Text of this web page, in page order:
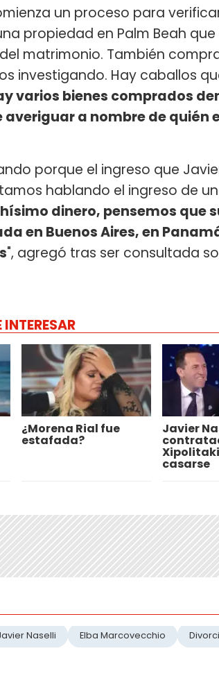
un proceso para
propiedad en Palm Beah
matrimonio. También
investigando. Hay caballos
varios bienes comprados
averiguar a nombre de quién
porque el ingreso que
hablando el ingreso de
dinero, pensemos
en Buenos Aires, en
", agregó tras ser consultada
¿Morena Rial fue
estafada?
Javier
casarse
Naselli Elba Marcovecchio